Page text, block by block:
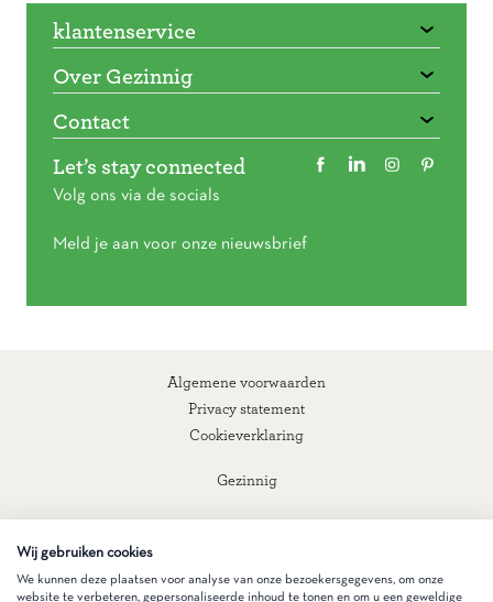
klantenservice
Over Gezinnig
Contact
Let’s stay connected
Volg ons via de socials
Meld je aan voor onze nieuwsbrief
Gezinnig
Algemene voorwaarden
Privacy statement
Cookieverklaring
Wij gebruiken cookies
We kunnen deze plaatsen voor analyse van onze bezoekersgegevens, om onze
website te verbeteren, gepersonaliseerde inhoud te tonen en om u een geweldige